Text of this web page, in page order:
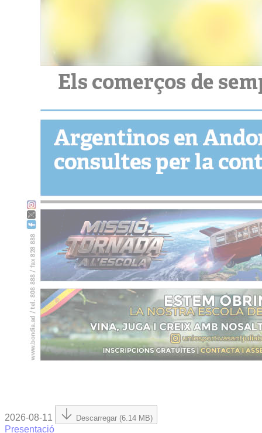
2026-08-11 Descarregar (6.14 MB)
Presentació